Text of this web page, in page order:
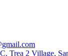
Trea 2 Village,